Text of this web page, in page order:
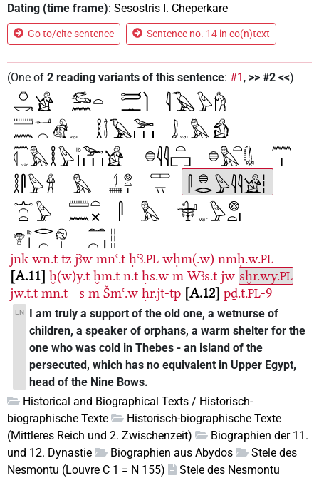
Dating (time frame): Sesostris I. Cheperkare
Go to/cite sentence Sentence no. 14 in co(n)text
(One of 2 reading variants of this sentence: #1 , >> #2 <<)
jnk wn.t ṯz jꜣw mnꜥ.t ḥꜥꜣ.PL wḥm(.w) nmḥ.w.PL
A.11 ḫ(w)y.t ḫm.t n.t ḥs.w m Wꜣs.t jw sḫr.wy.PL
jw.t.t mn.t =s m Šmꜥ.w ḥr.jt-tp A.12 pḏ.t.PL-9
EN
I am truly a support of the old one, a wetnurse of
children, a speaker of orphans, a warm shelter for the
one who was cold in Thebes - an island of the
persecuted, which has no equivalent in Upper Egypt,
head of the Nine Bows.
Historical and Biographical Texts / Historisch-
biographische Texte
Historisch-biographische Texte
(Mittleres Reich und 2. Zwischenzeit)
Biographien der 11.
und 12. Dynastie
Biographien aus Abydos
Stele des
Nesmontu (Louvre C 1 = N 155)
Stele des Nesmontu